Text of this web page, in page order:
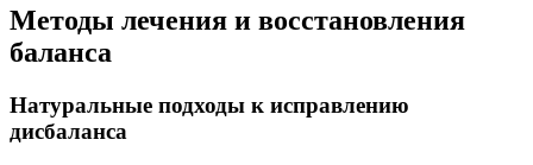
Методы лечения и восстановления
баланса
Натуральные подходы к исправлению
дисбаланса